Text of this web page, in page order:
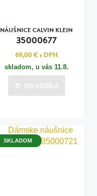
NÁUŠNICE CALVIN KLEIN
35000677
69,00 €s DPH
skladom, u vás 11.8.
DO KOŠÍKA
SKLADOM